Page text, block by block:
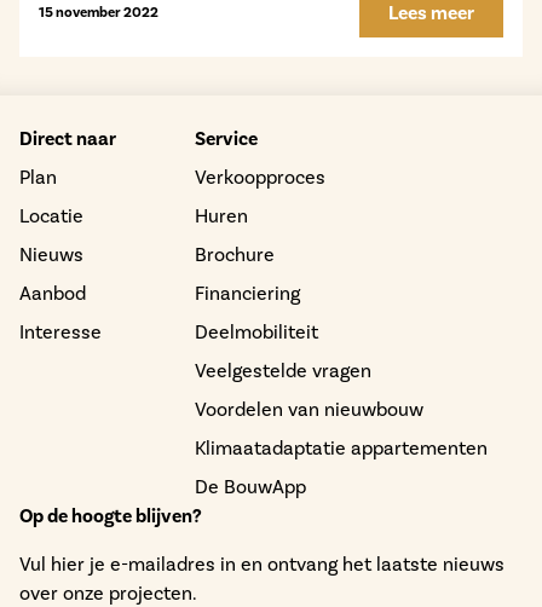
15 november 2022 Lees meer
Direct naar
Plan
Locatie
Nieuws
Aanbod
Interesse
Service
Verkoopproces
Huren
Brochure
Financiering
Deelmobiliteit
Veelgestelde vragen
Voordelen van nieuwbouw
Klimaatadaptatie appartementen
De BouwApp
Op de hoogte blijven?
Vul hier je e-mailadres in en ontvang het laatste nieuws
over onze projecten.